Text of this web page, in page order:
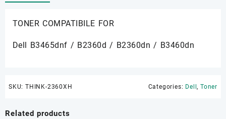
TONER COMPATIBILE FOR
Dell B3465dnf / B2360d / B2360dn / B3460dn
SKU: THINK-2360XH Categories: Dell, Toner
Related products